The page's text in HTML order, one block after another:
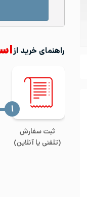
راهنمای خرید از
ثبت سفارش
(تلفنی یا آنلاین)
‍۱